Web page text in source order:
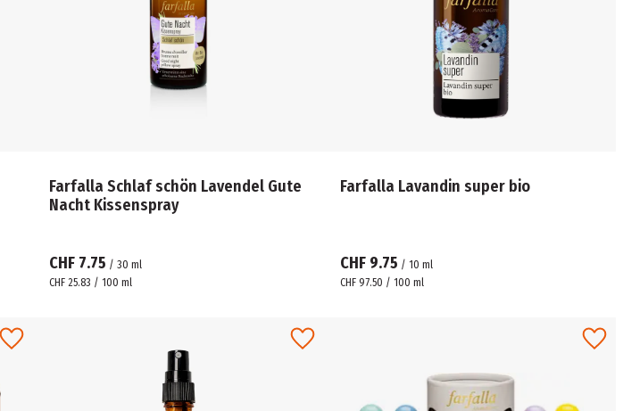
Farfalla Schlaf schön Lavendel Gute
Nacht Kissenspray
CHF 7.75 / 30 ml
CHF 25.83 / 100 ml
Farfalla Lavandin super bio
CHF 9.75 / 10 ml
CHF 97.50 / 100 ml